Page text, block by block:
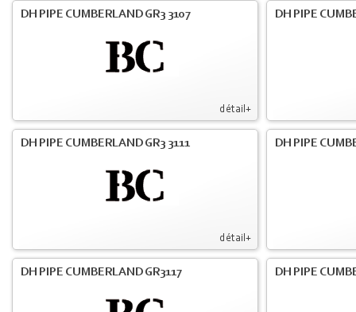
détail+
DH PIPE CUMBERLAND GR3 3107 DH PIPE
détail+
DH PIPE CUMBERLAND GR3 3111 DH PIPE
DH PIPE CUMBERLAND GR3117 DH PIPE